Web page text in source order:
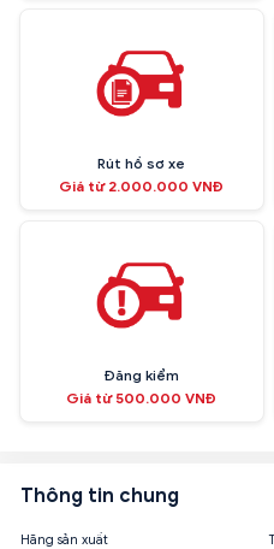
Rút hồ sơ xe
Giá từ 2.000.000 VNĐ
Đăng kiểm
Giá từ 500.000 VNĐ
Thông tin chung
Hãng sản xuất